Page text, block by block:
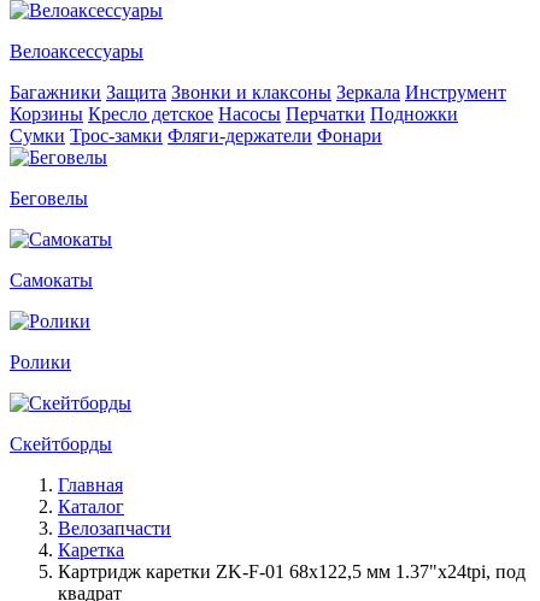
Велоаксессуары
Багажники Защита Звонки и клаксоны Зеркала Инструмент
Корзины Кресло детское Насосы Перчатки Подножки
Сумки Трос-замки Фляги-держатели Фонари
Беговелы
Самокаты
Ролики
Скейтборды
Главная
Каталог
Велозапчасти
Каретка
Картридж каретки ZK-F-01 68х122,5 мм 1.37"x24tpi, под
квадрат